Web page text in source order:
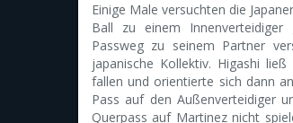
Einige Male versuchten die
Ball zu einem
Passweg zu seinem Partner
japanische Kollektiv. Higashi
fallen und orientierte sich dann
Pass auf den Außenverteidiger
Querpass auf Martinez nicht